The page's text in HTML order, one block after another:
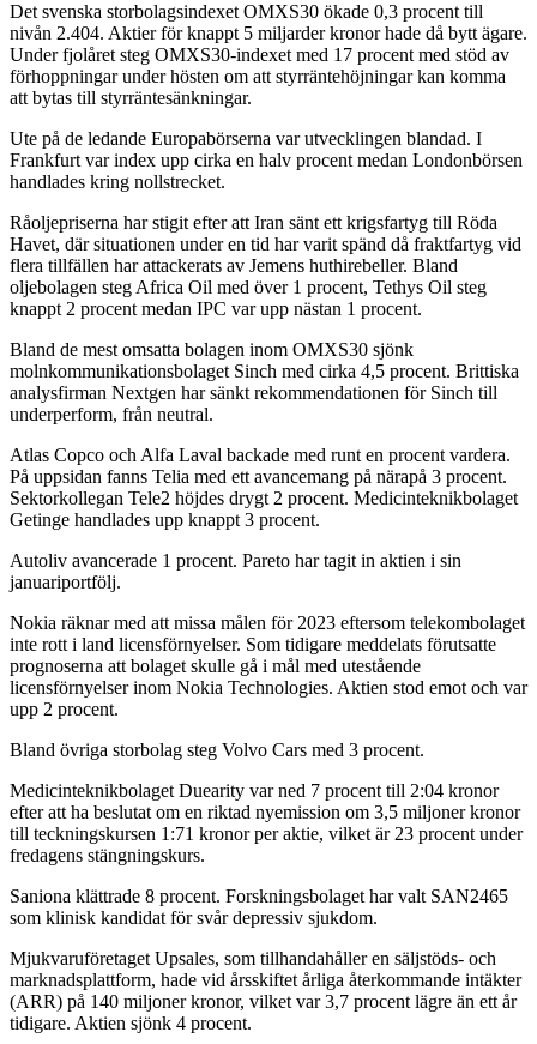
Det svenska storbolagsindexet OMXS30 ökade 0,3 procent till
nivån 2.404. Aktier för knappt 5 miljarder kronor hade då bytt ägare.
Under fjolåret steg OMXS30-indexet med 17 procent med stöd av
förhoppningar under hösten om att styrräntehöjningar kan komma
att bytas till styrräntesänkningar.
Ute på de ledande Europabörserna var utvecklingen blandad. I
Frankfurt var index upp cirka en halv procent medan Londonbörsen
handlades kring nollstrecket.
Råoljepriserna har stigit efter att Iran sänt ett krigsfartyg till Röda
Havet, där situationen under en tid har varit spänd då fraktfartyg vid
flera tillfällen har attackerats av Jemens huthirebeller. Bland
oljebolagen steg Africa Oil med över 1 procent, Tethys Oil steg
knappt 2 procent medan IPC var upp nästan 1 procent.
Bland de mest omsatta bolagen inom OMXS30 sjönk
molnkommunikationsbolaget Sinch med cirka 4,5 procent. Brittiska
analysfirman Nextgen har sänkt rekommendationen för Sinch till
underperform, från neutral.
Atlas Copco och Alfa Laval backade med runt en procent vardera.
På uppsidan fanns Telia med ett avancemang på närapå 3 procent.
Sektorkollegan Tele2 höjdes drygt 2 procent. Medicinteknikbolaget
Getinge handlades upp knappt 3 procent.
Autoliv avancerade 1 procent. Pareto har tagit in aktien i sin
januariportfölj.
Nokia räknar med att missa målen för 2023 eftersom telekombolaget
inte rott i land licensförnyelser. Som tidigare meddelats förutsatte
prognoserna att bolaget skulle gå i mål med utestående
licensförnyelser inom Nokia Technologies. Aktien stod emot och var
upp 2 procent.
Bland övriga storbolag steg Volvo Cars med 3 procent.
Medicinteknikbolaget Duearity var ned 7 procent till 2:04 kronor
efter att ha beslutat om en riktad nyemission om 3,5 miljoner kronor
till teckningskursen 1:71 kronor per aktie, vilket är 23 procent under
fredagens stängningskurs.
Saniona klättrade 8 procent. Forskningsbolaget har valt SAN2465
som klinisk kandidat för svår depressiv sjukdom.
Mjukvaruföretaget Upsales, som tillhandahåller en säljstöds- och
marknadsplattform, hade vid årsskiftet årliga återkommande intäkter
(ARR) på 140 miljoner kronor, vilket var 3,7 procent lägre än ett år
tidigare. Aktien sjönk 4 procent.